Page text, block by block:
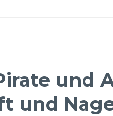
und
und